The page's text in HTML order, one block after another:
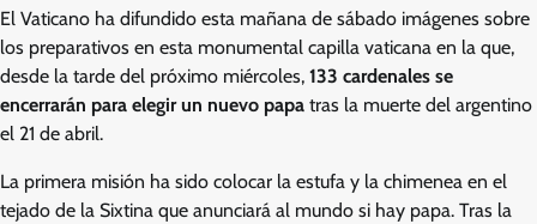
El Vaticano ha difundido esta mañana de sábado imágenes sobre
los preparativos en esta monumental capilla vaticana en la que,
desde la tarde del próximo miércoles, 133 cardenales se
encerrarán para elegir un nuevo papa tras la muerte del argentino
el 21 de abril.
La primera misión ha sido colocar la estufa y la chimenea en el
tejado de la Sixtina que anunciará al mundo si hay papa. Tras la